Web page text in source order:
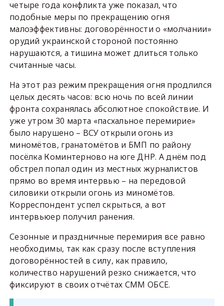
четыре года конфликта уже показал, что
подобные меры по прекращению огня
малоэффективны: договорённости о «молчании»
орудий украинской стороной постоянно
нарушаются, а тишина может длиться только
считанные часы.
На этот раз режим прекращения огня продлился
целых десять часов: всю ночь по всей линии
фронта сохранялась абсолютное спокойствие. И
уже утром 30 марта «пасхальное перемирие»
было нарушено – ВСУ открыли огонь из
миномётов, гранатомётов и БМП по району
посёлка Коминтерново на юге ДНР. А днём под
обстрел попал один из местных журналистов
прямо во время интервью – на передовой
силовики открыли огонь из миномётов.
Корреспондент успел скрыться, а вот
интервьюер получил ранения.
Сезонные и праздничные перемирия все равно
необходимы, так как сразу после вступления
договорённостей в силу, как правило,
количество нарушений резко снижается, что
фиксируют в своих отчётах СММ ОБСЕ.